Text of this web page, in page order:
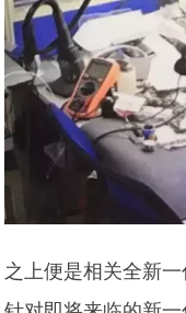
之上便是相关全新一